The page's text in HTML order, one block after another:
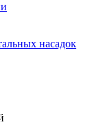
насадок